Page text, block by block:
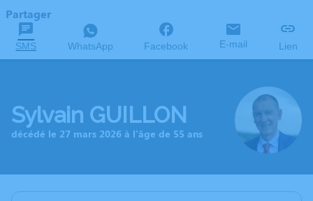
Partager
SMS WhatsApp Facebook E-mail Lien
Sylvain GUILLON
décédé le 27 mars 2026 à l'âge de 55 ans